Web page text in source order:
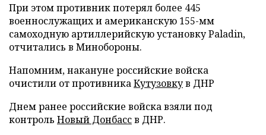
При этом противник потерял более 445
военнослужащих и американскую 155-мм
самоходную артиллерийскую установку Paladin,
отчитались в Минобороны.
Напомним, накануне российские войска
очистили от противникаКутузовкув ДНР
Днем ранее российские войска взяли под
контроль Новый Донбассв ДНР.